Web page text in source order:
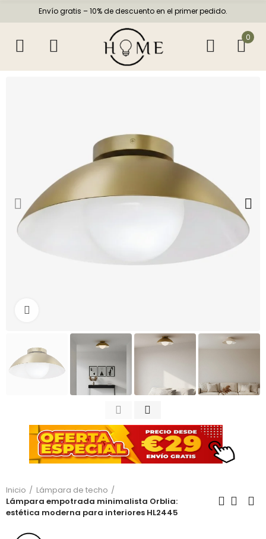
Envío gratis – 10% de descuento en el primer pedido.
0
Inicio
Lámpara de techo
Lámpara empotrada minimalista Orblia:
estética moderna para interiores HL2445